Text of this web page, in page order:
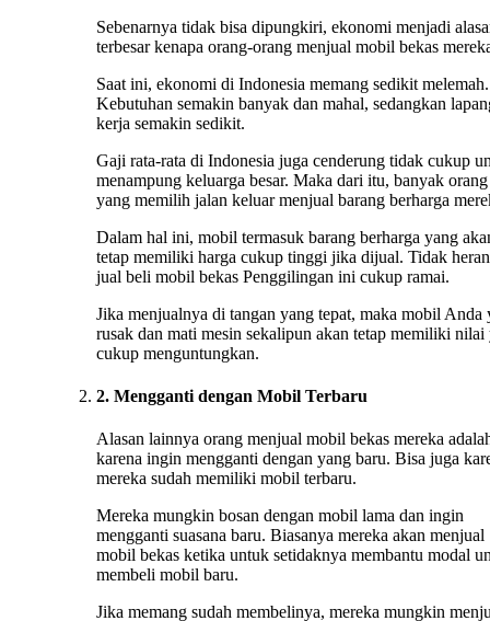
Sebenarnya tidak bisa dipungkiri, ekonomi menjadi
terbesar kenapa orang-orang menjual mobil bekas
Saat ini, ekonomi di Indonesia memang sedikit melemah.
Kebutuhan semakin banyak dan mahal, sedangkan
kerja semakin sedikit.
Gaji rata-rata di Indonesia juga cenderung tidak cukup
menampung keluarga besar. Maka dari itu, banyak orang
yang memilih jalan keluar menjual barang berharga
Dalam hal ini, mobil termasuk barang berharga yang
tetap memiliki harga cukup tinggi jika dijual. Tidak
jual beli mobil bekas Penggilingan ini cukup ramai.
Jika menjualnya di tangan yang tepat, maka mobil Anda
rusak dan mati mesin sekalipun akan tetap memiliki nilai
cukup menguntungkan.
2. Mengganti dengan Mobil Terbaru
Alasan lainnya orang menjual mobil bekas mereka
karena ingin mengganti dengan yang baru. Bisa juga
mereka sudah memiliki mobil terbaru.
Mereka mungkin bosan dengan mobil lama dan ingin
mengganti suasana baru. Biasanya mereka akan menjual
mobil bekas ketika untuk setidaknya membantu modal
membeli mobil baru.
Jika memang sudah membelinya, mereka mungkin